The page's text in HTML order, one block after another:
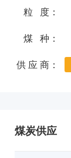
粒 度：
煤 种：
供 应 商：
煤炭供应